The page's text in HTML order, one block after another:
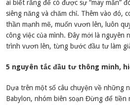
ai biết rằng để có được sự “may mắn”
siêng năng và chăm chỉ. Thêm vào đó,
thần mạnh mẽ, muốn vươn lên, luôn
công việc của mình. Đây mới là nguyên
trình vươn lên, từng bước đầu tư làm
5 nguyên tắc đầu tư thông minh,
Dựa trên một số câu chuyện về những
Babylon, nhóm biên soạn Đừng để